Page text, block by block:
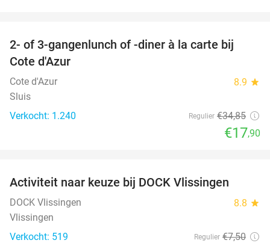
49%
2- of 3-gangenlunch of -diner à la carte bij
Cote d'Azur
Cote d'Azur 8.9 star
Sluis
Verkocht: 1.240
Regulier €34,85
€17,90
Activiteit naar keuze bij DOCK Vlissingen
DOCK Vlissingen 8.8 star
Vlissingen
Verkocht: 519
Regulier €7,50